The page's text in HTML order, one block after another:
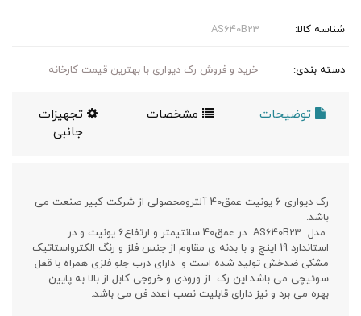
شناسه کالا: AS640B23
دسته بندی: خرید و فروش رک دیواری با بهترین قیمت کارخانه
توضیحات مشخصات
تجهیزات
جانبی
رک دیواری 6 یونیت عمق40 آلترومحصولی از شرکت کبیر صنعت می
باشد.
مدل AS640B23 در عمق40 سانتیمتر و ارتفاع6 یونیت و در
استاندارد 19 اینچ و با بدنه ی مقاوم از جنس فلز و رنگ الکترواستاتیک
مشکی ضدخش تولید شده است و دارای درب جلو فلزی همراه با قفل
سوئیچی می باشد.این رک از ورودی و خروجی کابل از بالا به پایین
بهره می برد و نیز دارای قابلیت نصب 1عدد فن می باشد.